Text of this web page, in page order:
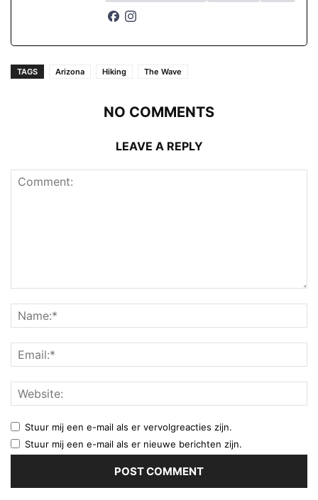
TAGS Arizona Hiking The Wave
NO COMMENTS
LEAVE A REPLY
Stuur mij een e-mail als er vervolgreacties zijn.
Stuur mij een e-mail als er nieuwe berichten zijn.